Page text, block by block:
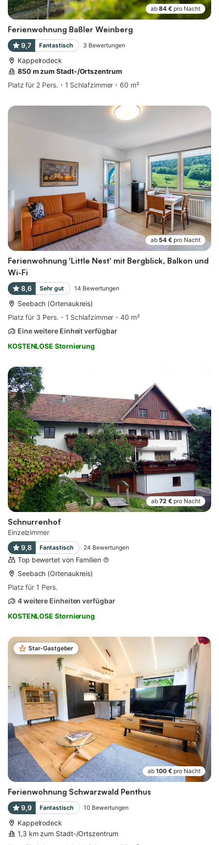
ab 84 € pro Nacht
Ferienwohnung Baßler Weinberg
9,7 Fantastisch 3 Bewertungen
Kappelrodeck
850 m zum Stadt-/Ortszentrum
Platz für 2 Pers.
1 Schlafzimmer 60 m²
ab 54 € pro Nacht
Ferienwohnung 'Little Nest' mit Bergblick, Balkon und
Wi-Fi
8,6 Sehr gut 14 Bewertungen
Seebach (Ortenaukreis)
Platz für 3 Pers.
1 Schlafzimmer
40 m²
Eine weitere Einheit verfügbar
KOSTENLOSE Stornierung
ab 72 € pro Nacht
Schnurrenhof
Einzelzimmer
9,8
Fantastisch 24 Bewertungen
Top bewertet von Familien
Seebach (Ortenaukreis)
Platz für 1 Pers.
4 weitere Einheiten verfügbar
KOSTENLOSE Stornierung
Star-Gastgeber
ab 100 € pro Nacht
Ferienwohnung Schwarzwald Penthus
9,9 Fantastisch 10 Bewertungen
Kappelrodeck
1,3 km zum Stadt-/Ortszentrum